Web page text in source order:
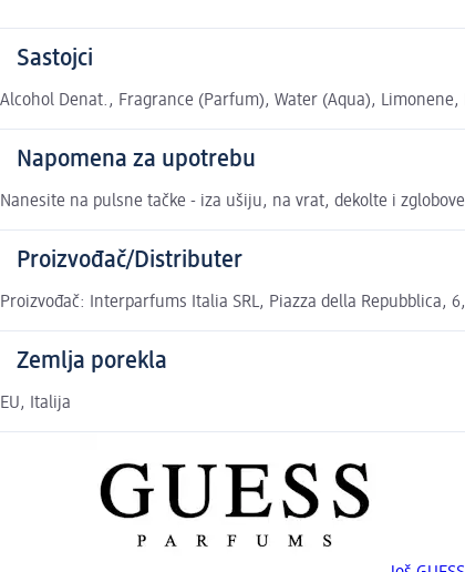
Sastojci
Alcohol Denat., Fragrance (Parfum), Water (Aqua),
Napomena za upotrebu
Nanesite na pulsne tačke - iza ušiju, na vrat, dekolte i
Proizvođač/Distributer
Proizvođač: Interparfums Italia SRL, Piazza della Repubblica,
Zemlja porekla
EU, Italija